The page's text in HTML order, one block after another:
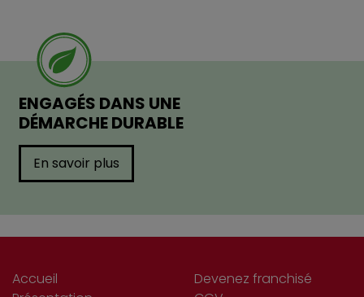
ENGAGÉS DANS UNE
DÉMARCHE DURABLE
En savoir plus
Accueil
Devenez franchisé